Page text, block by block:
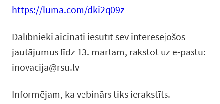
https://luma.com/dki2q09z
Dalībnieki aicināti iesūtīt sev interesējošos
jautājumus līdz 13. martam, rakstot uz e-pastu:
inovacija@rsu.lv
Informējam, ka vebinārs tiks ierakstīts.